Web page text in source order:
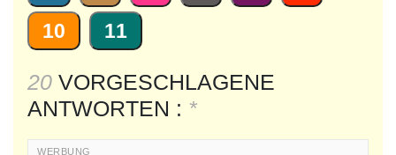
10
11
20 VORGESCHLAGENE
ANTWORTEN : *